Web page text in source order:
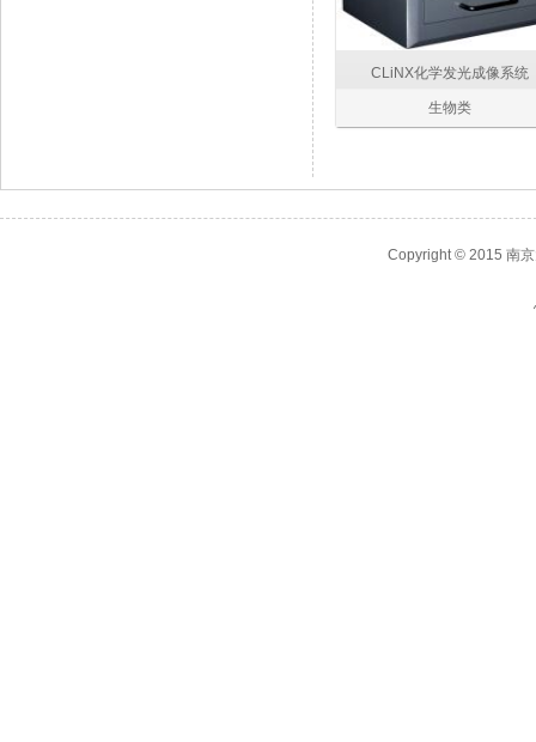
CLiNX化学发光成像系统
生物类
Copyright © 2015 南